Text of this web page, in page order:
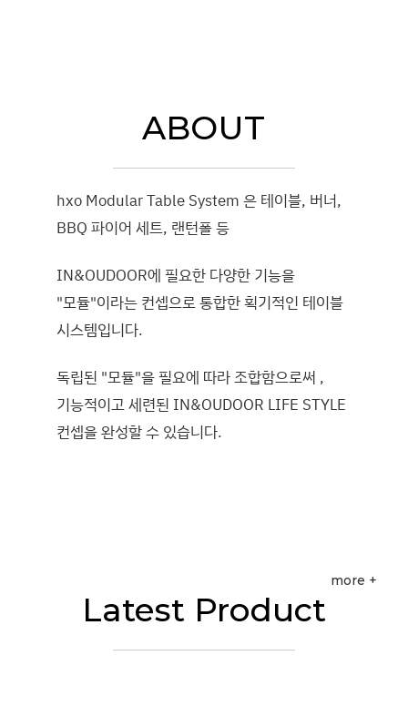
ABOUT
hxo Modular Table System 은 테이블, 버너,
BBQ 파이어 세트, 랜턴폴 등
IN&OUDOOR에 필요한 다양한 기능을
"모듈"이라는 컨셉으로 통합한 획기적인 테이블
시스템입니다.
독립된 "모듈"을 필요에 따라 조합함으로써 ,
기능적이고 세련된 IN&OUDOOR LIFE STYLE
컨셉을 완성할 수 있습니다.
Latest Product
more +